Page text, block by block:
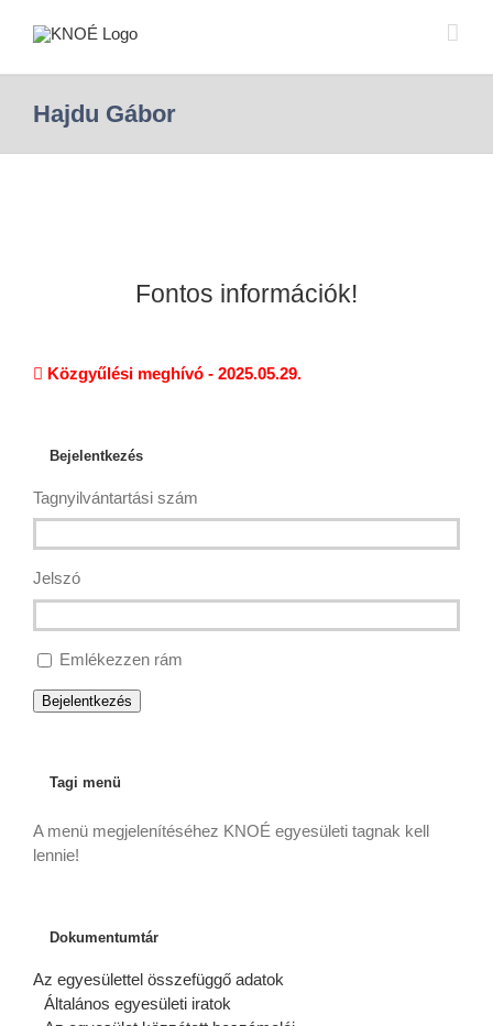
Hajdu Gábor
Fontos információk!
Közgyűlési meghívó - 2025.05.29.
Bejelentkezés
Tagnyilvántartási szám
Jelszó
Emlékezzen rám
Bejelentkezés
Tagi menü
A menü megjelenítéséhez KNOÉ egyesületi tagnak kell
lennie!
Dokumentumtár
Az egyesülettel összefüggő adatok
Általános egyesületi iratok